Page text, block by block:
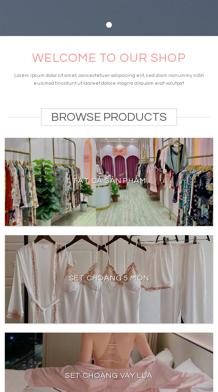
WELCOME TO OUR SHOP
Lorem ipsum dolor sit amet, consectetuer adipiscing elit, sed diam nonummy nibh
euismod tincidunt ut laoreet dolore magna aliquam erat volutpat.
BROWSE PRODUCTS
TẤT CẢ SẢN PHẨM
SET CHOÀNG 5 MÓN
SET CHOÀNG VÁY LỤA